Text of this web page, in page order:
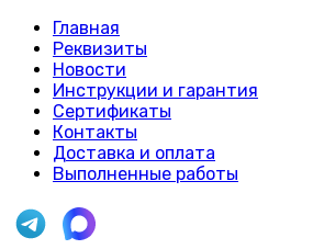
Главная
Реквизиты
Новости
Инструкции и гарантия
Сертификаты
Контакты
Доставка и оплата
Выполненные работы